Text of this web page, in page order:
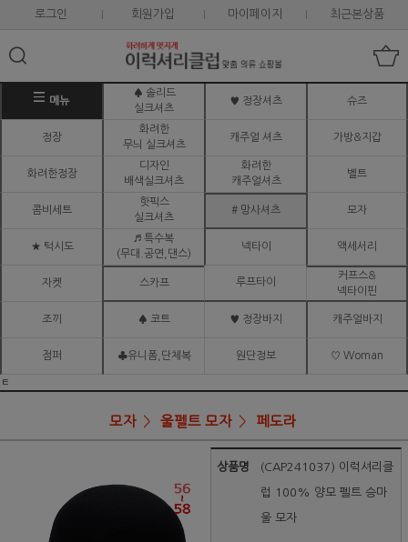
로그인 회원가입 마이페이지 최근본상품
메뉴
♠ 솔리드
실크셔츠
♥ 정장셔츠 슈즈
정장
화려한
무늬 실크셔츠
캐주얼 셔츠 가방&지갑
화려한정장
디자인
배색실크셔츠
화려한
캐주얼셔츠
벨트
콤비세트
핫픽스
실크셔츠
# 망사셔츠 모자
★ 턱시도
♬ 특수복
(무대.공연,댄스)
넥타이 액세서리
자켓 스카프 루프타이
커프스&
넥타이핀
조끼 ♠ 코트 ♥ 정장바지 캐주얼바지
점퍼 ♣유니폼,단체복 원단정보 ♡ Woman
ㅌ
모자 울펠트 모자 페도라
상품명 (CAP241037) 이럭셔리클
럽 100% 양모 펠트 승마
울 모자